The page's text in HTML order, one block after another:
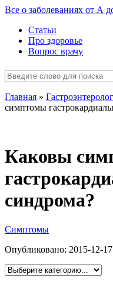
Все о заболеваниях от А
Статьи
Про здоровье
Вопрос врачу
Главная »
симптомы
Каковы
синдрома?
Симптомы
Опубликовано: 2015-12-17